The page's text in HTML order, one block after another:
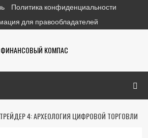
Политика конфиденциальности
для правообладателей
ФИНАНСОВЫЙ КОМПАС
4: АРХЕОЛОГИЯ ЦИФРОВОЙ ТОРГОВЛИ